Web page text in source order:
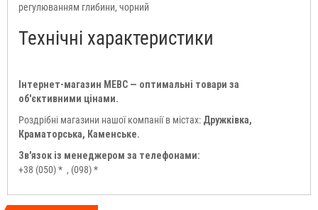
регулюванням глибини, чорний
Технічні характеристики
Інтернет-магазин МЕВС — оптимальні товари за
об'єктивними цінами.
Роздрібні магазини нашої компанії в містах: Дружківка,
Краматорська, Каменське.
Зв'язок із менеджером за телефонами:
+38 (050) * , (098) *